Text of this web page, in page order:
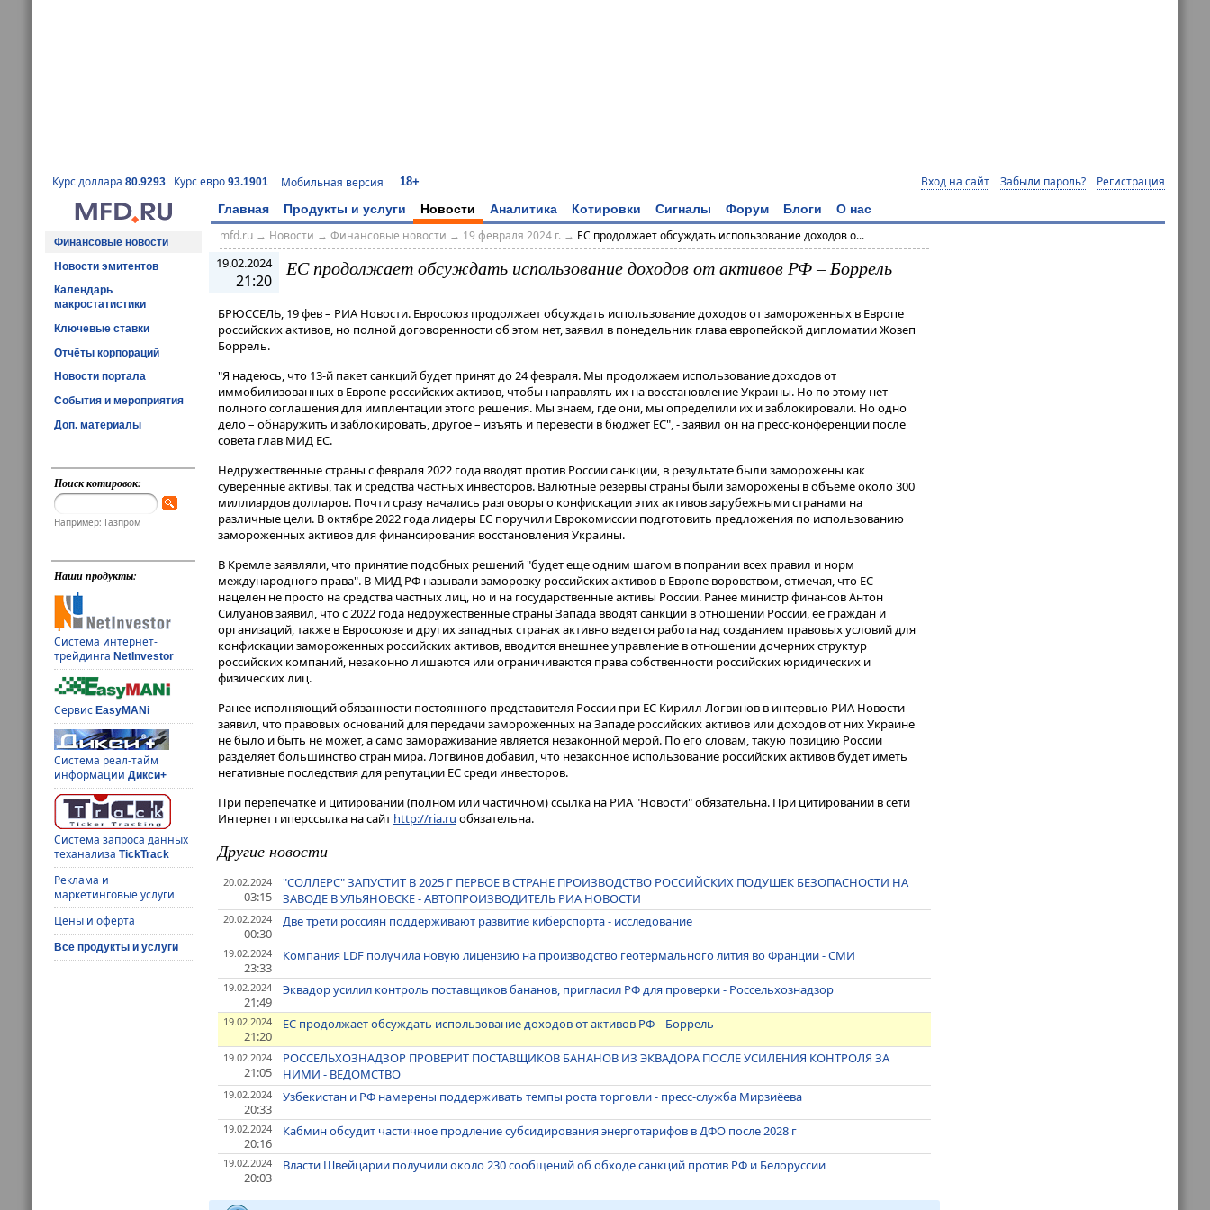
Курс доллара 80.9293 Курс евро 93.1901 Мобильная версия 18+ Вход на сайт Забыли пароль? Регистрация
Главная Продукты и услуги Новости Аналитика Котировки Сигналы Форум Блоги О нас
Финансовые новости
Новости эмитентов
Календарь
макростатистики
Ключевые ставки
Отчёты корпораций
Новости портала
События и мероприятия
Доп. материалы
Поиск котировок:
Например: Газпром
Наши продукты:
Система интернет-
трейдингаNetInvestor
СервисEasyMANi
Система реал-тайм
информацииДикси+
Система запроса данных
теханализаTickTrack
Реклама и
маркетинговые услуги
Цены и оферта
Все продукты и услуги
mfd.ru→ Новости → Финансовые новости → 19 февраля 2024 г. → ЕС продолжает обсуждать использование доходов о...
19.02.2024
21:20
ЕС продолжает обсуждать использование доходов от активов РФ – Боррель
БРЮССЕЛЬ, 19 фев – РИА Новости. Евросоюз продолжает обсуждать использование доходов от замороженных в Европе
российских активов, но полной договоренности об этом нет, заявил в понедельник глава европейской дипломатии Жозеп
Боррель.
"Я надеюсь, что 13-й пакет санкций будет принят до 24 февраля​​​. Мы продолжаем использование доходов от
иммобилизованных в Европе российских активов, чтобы направлять их на восстановление Украины. Но по этому нет
полного соглашения для имплентации этого решения. Мы знаем, где они, мы определили их и заблокировали. Но одно
дело – обнаружить и заблокировать, другое – изъять и перевести в бюджет ЕС", - заявил он на пресс-конференции после
совета глав МИД ЕС.
Недружественные страны с февраля 2022 года вводят против России санкции, в результате были заморожены как
суверенные активы, так и средства частных инвесторов. Валютные резервы страны были заморожены в объеме около 300
миллиардов долларов. Почти сразу начались разговоры о конфискации этих активов зарубежными странами на
различные цели. В октябре 2022 года лидеры ЕС поручили Еврокомиссии подготовить предложения по использованию
замороженных активов для финансирования восстановления Украины.
В Кремле заявляли, что принятие подобных решений "будет еще одним шагом в попрании всех правил и норм
международного права". В МИД РФ называли заморозку российских активов в Европе воровством, отмечая, что ЕС
нацелен не просто на средства частных лиц, но и на государственные активы России. Ранее министр финансов Антон
Силуанов заявил, что с 2022 года недружественные страны Запада вводят санкции в отношении России, ее граждан и
организаций, также в Евросоюзе и других западных странах активно ведется работа над созданием правовых условий для
конфискации замороженных российских активов, вводится внешнее управление в отношении дочерних структур
российских компаний, незаконно лишаются или ограничиваются права собственности российских юридических и
физических лиц.
Ранее исполняющий обязанности постоянного представителя России при ЕС Кирилл Логвинов в интервью РИА Новости
заявил, что правовых оснований для передачи замороженных на Западе российских активов или доходов от них Украине
не было и быть не может, а само замораживание является незаконной мерой. По его словам, такую позицию России
разделяет большинство стран мира. Логвинов добавил, что незаконное использование российских активов будет иметь
негативные последствия для репутации ЕС среди инвесторов.
При перепечатке и цитировании (полном или частичном) ссылка на РИА "Новости" обязательна. При цитировании в сети
Интернет гиперссылка на сайт http://ria.ru обязательна.
Другие новости
20.02.2024
03:15
"СОЛЛЕРС" ЗАПУСТИТ В 2025 Г ПЕРВОЕ В СТРАНЕ ПРОИЗВОДСТВО РОССИЙСКИХ ПОДУШЕК БЕЗОПАСНОСТИ НА
ЗАВОДЕ В УЛЬЯНОВСКЕ - АВТОПРОИЗВОДИТЕЛЬ РИА НОВОСТИ
20.02.2024
00:30
Две трети россиян поддерживают развитие киберспорта - исследование
19.02.2024
23:33
Компания LDF получила новую лицензию на производство геотермального лития во Франции - СМИ
19.02.2024
21:49
Эквадор усилил контроль поставщиков бананов, пригласил РФ для проверки - Россельхознадзор
19.02.2024
21:20
ЕС продолжает обсуждать использование доходов от активов РФ – Боррель
19.02.2024
21:05
РОССЕЛЬХОЗНАДЗОР ПРОВЕРИТ ПОСТАВЩИКОВ БАНАНОВ ИЗ ЭКВАДОРА ПОСЛЕ УСИЛЕНИЯ КОНТРОЛЯ ЗА
НИМИ - ВЕДОМСТВО
19.02.2024
20:33
Узбекистан и РФ намерены поддерживать темпы роста торговли - пресс-служба Мирзиёева
19.02.2024
20:16
Кабмин обсудит частичное продление субсидирования энерготарифов в ДФО после 2028 г
19.02.2024
20:03
Власти Швейцарии получили около 230 сообщений об обходе санкций против РФ и Белоруссии